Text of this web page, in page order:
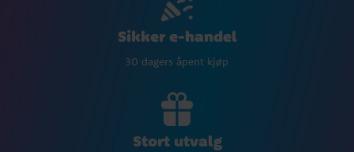
Sikker e-handel
30 dagers åpent kjøp
Stort utvalg